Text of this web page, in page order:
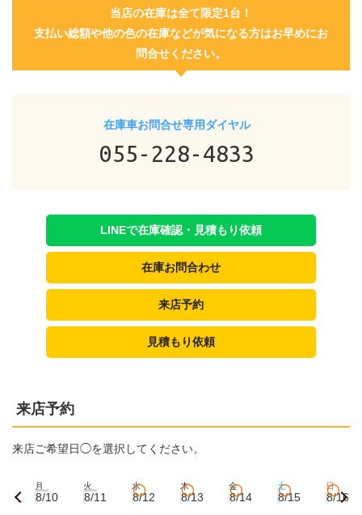
当店の在庫は全て限定1台！
支払い総額や他の色の在庫などが気になる方はお早めにお
問合せください。
在庫車お問合せ専用ダイヤル
055-228-4833
LINEで在庫確認・見積もり依頼
在庫お問合わせ
来店予約
見積もり依頼
来店予約
来店ご希望日◯を選択してください。
月
8/10
火
8/11
水
8/12
木
8/13
金
8/14
土
8/15
日
8/16